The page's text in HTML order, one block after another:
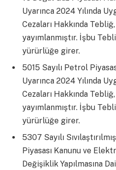
Uyarınca 2024 Yılında
Cezaları Hakkında
yayımlanmıştır. İşbu
yürürlüğe girer.
5015 Sayılı Petrol
Uyarınca 2024 Yılında
Cezaları Hakkında
yayımlanmıştır. İşbu
yürürlüğe girer.
5307 Sayılı
Piyasası Kanunu ve
Değişiklik Yapılmasına